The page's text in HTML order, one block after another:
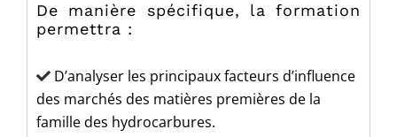
De manière spécifique, la formation
permettra :
D’analyser les principaux facteurs d’influence
des marchés des matières premières de la
famille des hydrocarbures.